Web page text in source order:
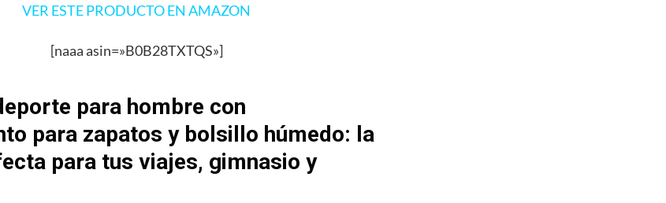
VER ESTE PRODUCTO EN AMAZON
[naaa asin=»B0B28TXTQS»]
para hombre con
para zapatos y bolsillo húmedo: la
para tus viajes, gimnasio y